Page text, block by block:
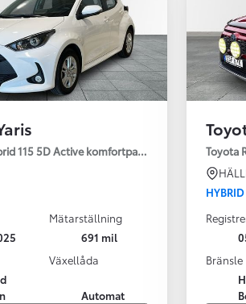
115 5D Active komfortpaket
Mätarställning
691 mil
Växellåda
Automat
Toyota
HYBRID
Bränsle